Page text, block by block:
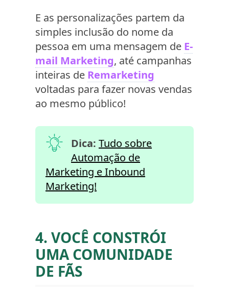
E as personalizações partem da
simples inclusão do nome da
pessoa em uma mensagem de E-
mail Marketing, até campanhas
inteiras de Remarketing
voltadas para fazer novas vendas
ao mesmo público!
Dica: Tudo sobre
Automação de
Marketing e Inbound
Marketing!
4. VOCÊ CONSTRÓI
UMA COMUNIDADE
DE FÃS